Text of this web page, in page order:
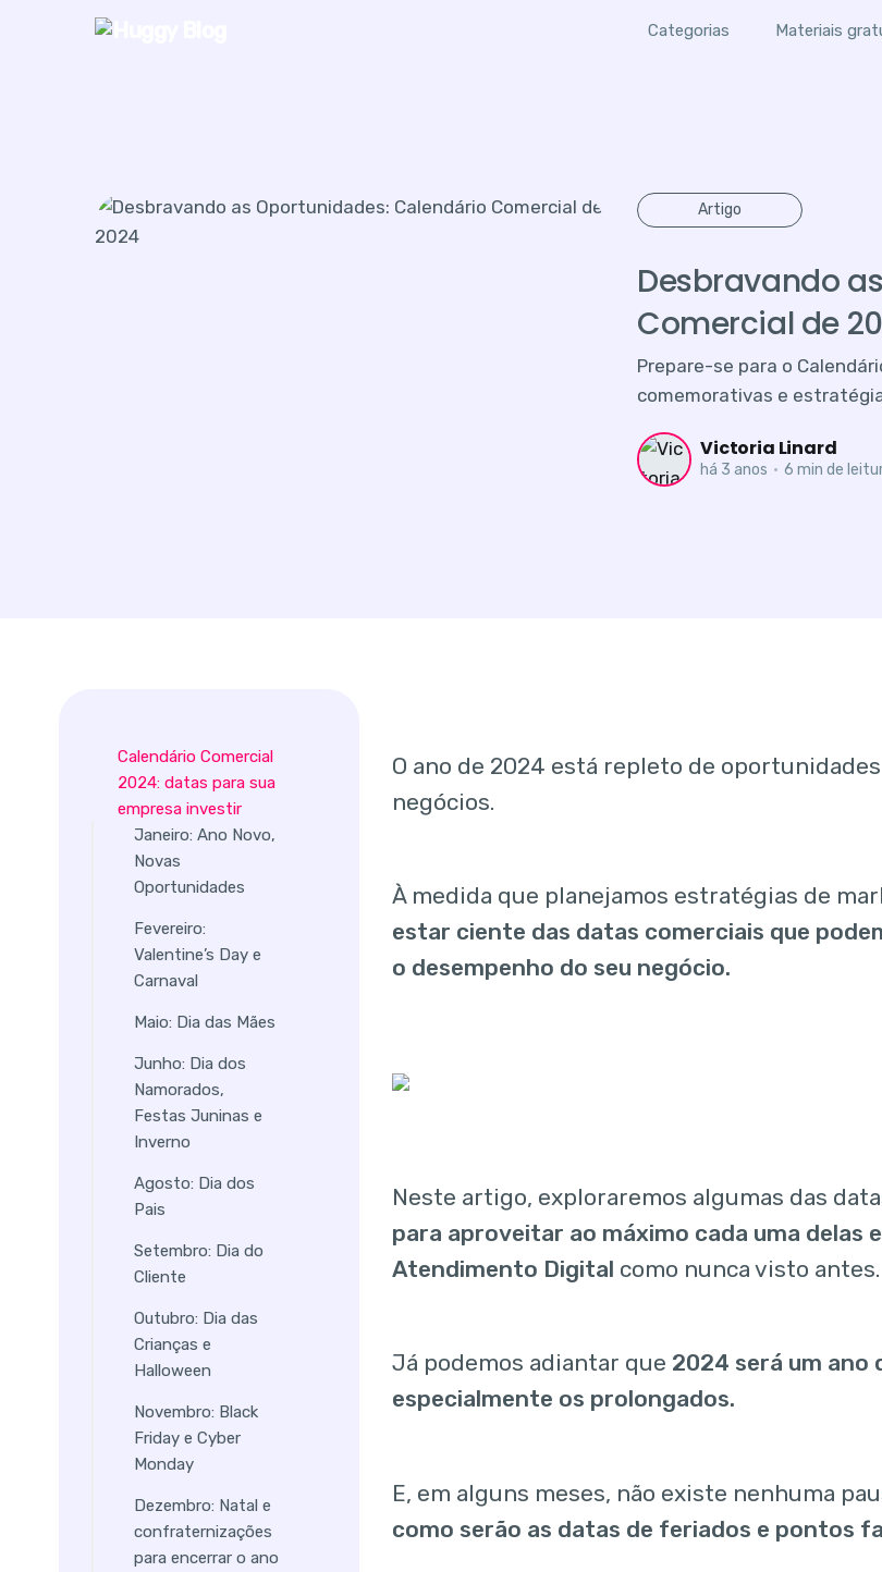
Categorias Materiais
Artigo
Desbravando
Comercial de
Prepare-se para o
comemorativas e
Victoria Linard
há 3 anos • 6 min de
Calendário Comercial
2024: datas para sua
empresa investir
Janeiro: Ano Novo,
Novas
Oportunidades
Fevereiro:
Valentine’s Day e
Carnaval
Maio: Dia das Mães
Junho: Dia dos
Namorados,
Festas Juninas e
Inverno
Agosto: Dia dos
Pais
Setembro: Dia do
Cliente
Outubro: Dia das
Crianças e
Halloween
Novembro: Black
Friday e Cyber
Monday
Dezembro: Natal e
confraternizações
para encerrar o ano
O ano de 2024 está repleto de
negócios.
À medida que planejamos estratégias de
estar ciente das datas comerciais que
o desempenho do seu negócio.
Neste artigo, exploraremos algumas das
para aproveitar ao máximo cada uma delas
Atendimento Digital como nunca visto antes.
Já podemos adiantar que 2024 será um ano
especialmente os prolongados.
E, em alguns meses, não existe nenhuma
como serão as datas de feriados e pontos